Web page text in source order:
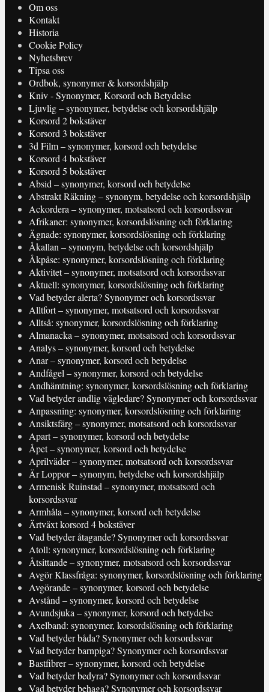
Om oss
Kontakt
Historia
Cookie Policy
Nyhetsbrev
Tipsa oss
Ordbok, synonymer & korsordshjälp
Kniv - Synonymer, Korsord och Betydelse
Ljuvlig – synonymer, betydelse och korsordshjälp
Korsord 2 bokstäver
Korsord 3 bokstäver
3d Film – synonymer, korsord och betydelse
Korsord 4 bokstäver
Korsord 5 bokstäver
Absid – synonymer, korsord och betydelse
Abstrakt Räkning – synonym, betydelse och korsordshjälp
Ackordera – synonymer, motsatsord och korsordssvar
Afrikaner: synonymer, korsordslösning och förklaring
Ägnade: synonymer, korsordslösning och förklaring
Åkallan – synonym, betydelse och korsordshjälp
Åkpåse: synonymer, korsordslösning och förklaring
Aktivitet – synonymer, motsatsord och korsordssvar
Aktuell: synonymer, korsordslösning och förklaring
Vad betyder alerta? Synonymer och korsordssvar
Alltfort – synonymer, motsatsord och korsordssvar
Alltså: synonymer, korsordslösning och förklaring
Almanacka – synonymer, motsatsord och korsordssvar
Analys – synonymer, korsord och betydelse
Anar – synonymer, korsord och betydelse
Andfågel – synonymer, korsord och betydelse
Andhämtning: synonymer, korsordslösning och förklaring
Vad betyder andlig vägledare? Synonymer och korsordssvar
Anpassning: synonymer, korsordslösning och förklaring
Ansiktsfärg – synonymer, motsatsord och korsordssvar
Apart – synonymer, korsord och betydelse
Åpet – synonymer, korsord och betydelse
Aprilväder – synonymer, motsatsord och korsordssvar
Är Loppor – synonym, betydelse och korsordshjälp
Armenisk Ruinstad – synonymer, motsatsord och
korsordssvar
Armhåla – synonymer, korsord och betydelse
Ärtväxt korsord 4 bokstäver
Vad betyder åtagande? Synonymer och korsordssvar
Atoll: synonymer, korsordslösning och förklaring
Åtsittande – synonymer, motsatsord och korsordssvar
Avgör Klassfråga: synonymer, korsordslösning och förklaring
Avgörande – synonymer, korsord och betydelse
Avstånd – synonymer, korsord och betydelse
Avundsjuka – synonymer, korsord och betydelse
Axelband: synonymer, korsordslösning och förklaring
Vad betyder båda? Synonymer och korsordssvar
Vad betyder barnpiga? Synonymer och korsordssvar
Bastfibrer – synonymer, korsord och betydelse
Vad betyder bedyra? Synonymer och korsordssvar
Vad betyder behaga? Synonymer och korsordssvar